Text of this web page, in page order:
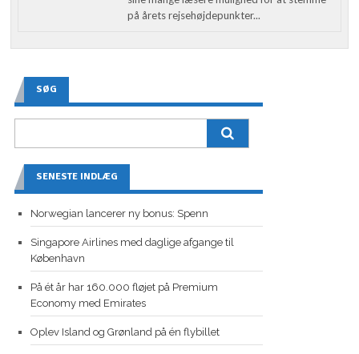
på årets rejsehøjdepunkter...
SØG
SENESTE INDLÆG
Norwegian lancerer ny bonus: Spenn
Singapore Airlines med daglige afgange til
København
På ét år har 160.000 fløjet på Premium
Economy med Emirates
Oplev Island og Grønland på én flybillet